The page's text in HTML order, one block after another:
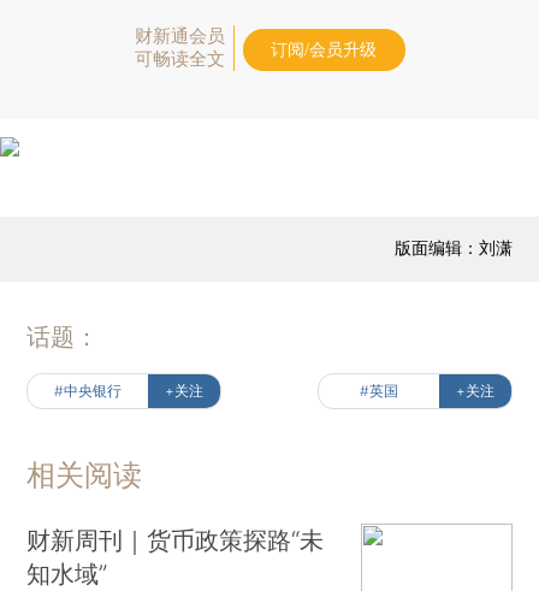
财新通会员
可畅读全文
订阅/会员升级
版面编辑：刘潇
话题：
#中央银行 +关注 #英国 +关注
相关阅读
财新周刊｜货币政策探路“未
知水域”